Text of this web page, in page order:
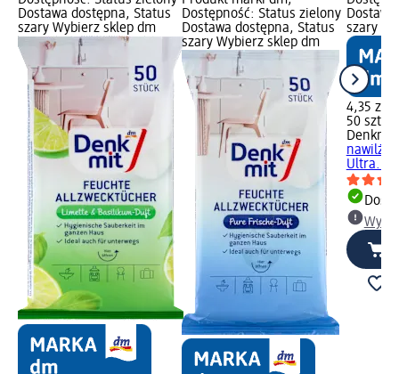
Dostawa dostępna, Status
szary Wybierz sklep dm
Dostępność: Status zielony
Dostawa dostępna, Status
szary Wybierz sklep dm
szary
4,35 zł
50 szt.
Denkmit
Ultra...,